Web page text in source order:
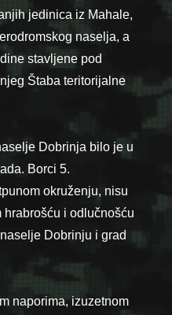
jedinica iz Mahale,
naselja, a
stavljene pod
Štaba teritorijalne
Dobrinja bilo je u
Borci 5.
okruženju, nisu
i odlučnošću
Dobrinju i grad
naporima, izuzetnom